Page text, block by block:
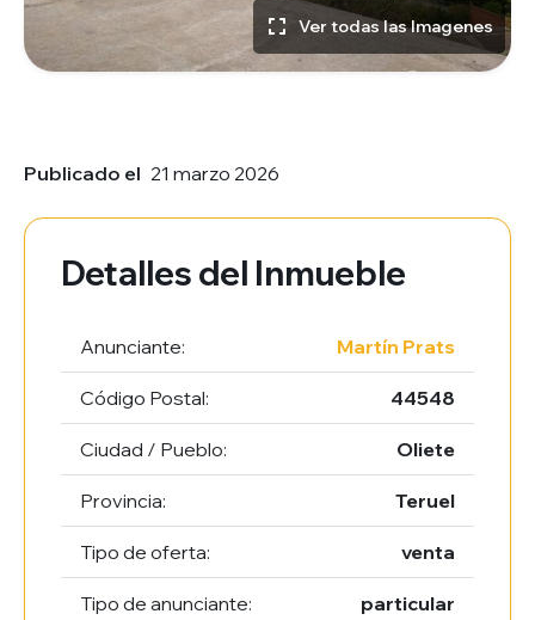
Ver todas las Imagenes
Publicado el 21 marzo 2026
Detalles del Inmueble
Anunciante: Martín Prats
Código Postal: 44548
Ciudad / Pueblo: Oliete
Provincia: Teruel
Tipo de oferta: venta
Tipo de anunciante: particular